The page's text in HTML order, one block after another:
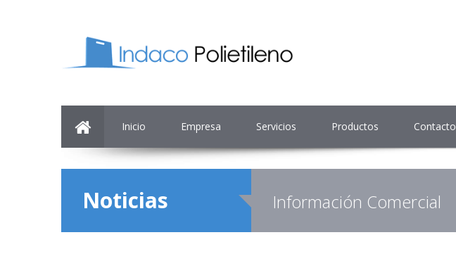
Inicio Empresa Servicios Productos Contacto
Noticias Información Comercial